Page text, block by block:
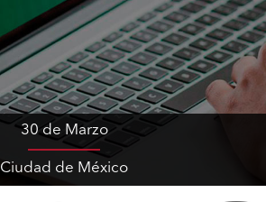
30 de Marzo
Ciudad de México